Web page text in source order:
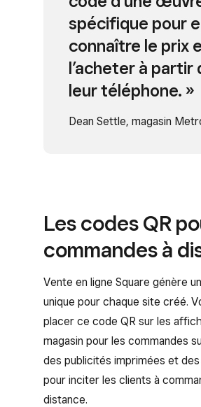
spécifique pour
connaître le prix
l’acheter à partir
leur téléphone. »
Dean Settle, magasin
Les codes QR
commandes à
Vente en ligne Square génère
unique pour chaque site créé.
placer ce code QR sur les
magasin pour les commandes
des publicités imprimées et
pour inciter les clients à
distance.